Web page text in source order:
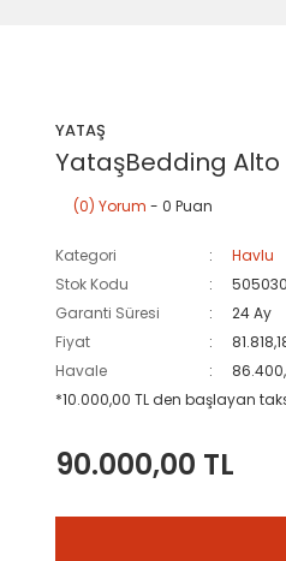
YATAŞ
YataşBedding Alto
(0) Yorum - 0 Puan
Kategori
Havlu
Stok Kodu
Garanti Süresi
24 Ay
Fiyat
Havale
*10.000,00 TL den başlayan
90.000,00 TL